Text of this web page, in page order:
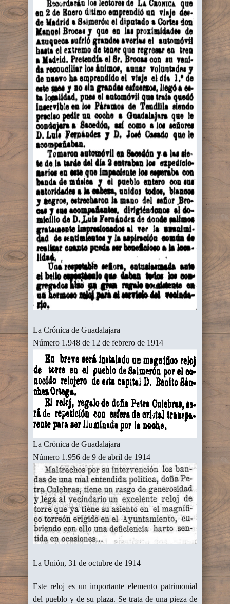
La Crónica de Guadalajara
Número 1.948 de 12 de febrero de 1914
La Crónica de Guadalajara
Número 1.956 de 9 de abril de 1914
La Unión, 31 de octubre de 1914
Este reloj es un importante elemento patrimonial
del pueblo y de su plaza. Se trata de una pieza de